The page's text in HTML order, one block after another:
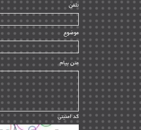
سازندگان و تامین کنندگان | ۱۰
تامین مالی و سرمایه گذاری | ۳۲
ماشین آلات
مدیریت پروژه
مدیریت دانش
مدیریت سازمانی و عمومی | ۲
تأمین کالا | ۱۳
EPC | ۲۰
تلفن
موضوع
متن پیام
کد امنیتی